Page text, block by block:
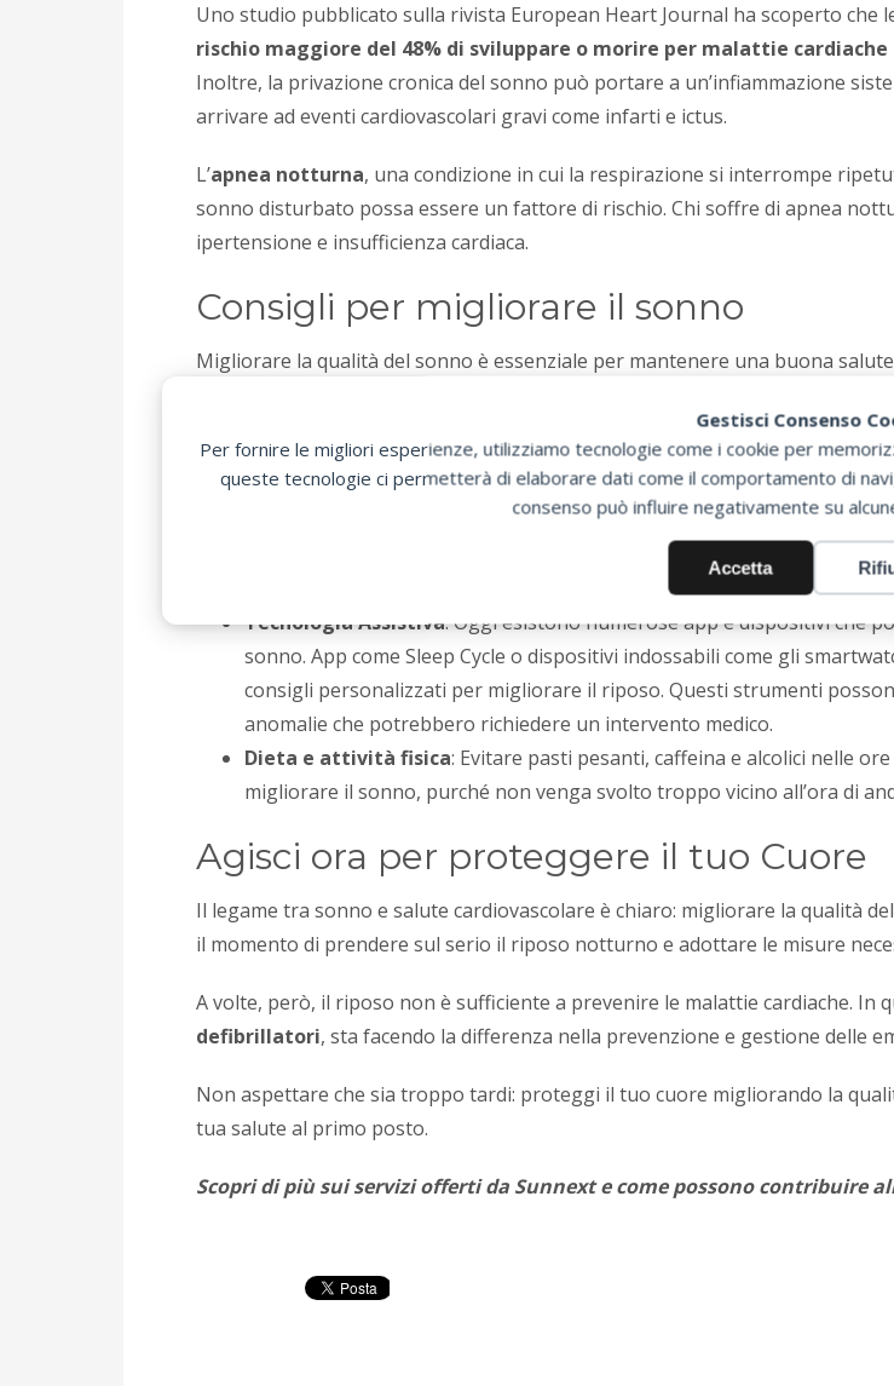
Gestisci Consenso
Per fornire le migliori esperienze, utilizziamo tecnologie come i cookie per
queste tecnologie ci permetterà di elaborare dati come il comportamento di
consenso può influire negativamente su
Accetta
Uno studio pubblicato sulla rivista European Heart Journal ha scoperto che
rischio maggiore del 48% di sviluppare o morire per malattie cardiache
Inoltre, la privazione cronica del sonno può portare a un’infiammazione
arrivare ad eventi cardiovascolari gravi come infarti e ictus.
L’apnea notturna, una condizione in cui la respirazione si interrompe
sonno disturbato possa essere un fattore di rischio. Chi soffre di apnea
ipertensione e insufficienza cardiaca.
Consigli per migliorare il sonno
Migliorare la qualità del sonno è essenziale per mantenere una buona
Andare a dormire e svegliarsi alla stessaora ogni giorno
Evitare l’uso di dispositivi elettronici almeno un’ora prima di
produzione di melatonina, l’ormone del sonno.
: Creare un ambiente favorevole al sonno,
tappi per le orecchie o mascherine per gli occhi può essere utile per chi
Tecnologia Assistiva: Oggi esistono numerose app e dispositivi che
sonno. App come Sleep Cycle o dispositivi indossabili come gli
consigli personalizzati per migliorare il riposo. Questi strumenti
anomalie che potrebbero richiedere un intervento medico.
Dieta e attività fisica: Evitare pasti pesanti, caffeina e alcolici nelle
migliorare il sonno, purché non venga svolto troppo vicino all’ora di
Agisci ora per proteggere il tuo Cuore
Il legame tra sonno e salute cardiovascolare è chiaro: migliorare la qualità
il momento di prendere sul serio il riposo notturno e adottare le misure
A volte, però, il riposo non è sufficiente a prevenire le malattie cardiache. In
defibrillatori, sta facendo la differenza nella prevenzione e gestione delle
Non aspettare che sia troppo tardi: proteggi il tuo cuore migliorando la
tua salute al primo posto.
Scopri di più sui servizi offerti da Sunnext e come possono contribuire